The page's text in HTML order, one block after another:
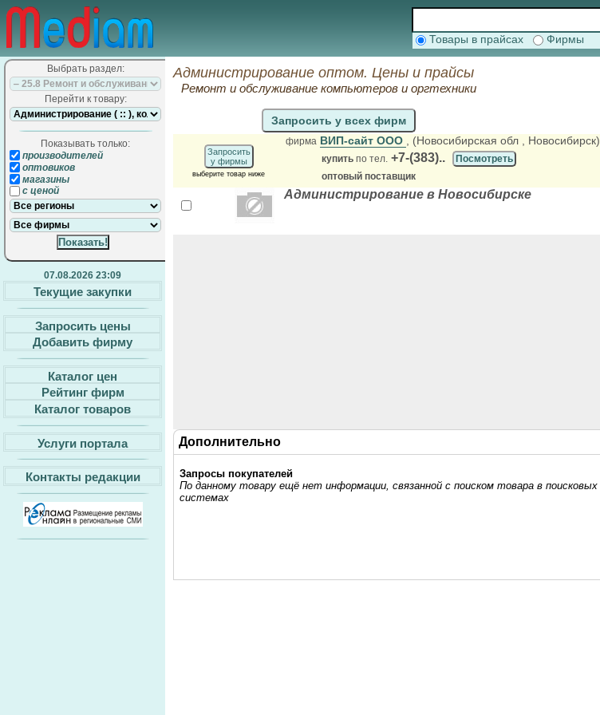
Товары в прайсах Фирмы
Выбрать раздел:
Перейти к товару:
Показывать только:
производителей
оптовиков
магазины
с ценой
07.08.2026 23:09
Текущие закупки
Запросить цены
Добавить фирму
Каталог цен
Рейтинг фирм
Каталог товаров
Услуги портала
Контакты редакции
Администрирование оптом. Цены и прайсы
Ремонт и обслуживание компьютеров и оргтехники
Запросить у всех фирм
Запросить
у фирмы
выберите товар ниже
фирма ВИП-сайт ООО , (Новосибирская обл , Новосибирск)
купить по тел. +7-(383)..
Посмотреть
оптовый поставщик
Администрирование в Новосибирске
Дополнительно
Запросы покупателей
По данному товару ещё нет информации, связанной с поиском товара в поисковых
системах